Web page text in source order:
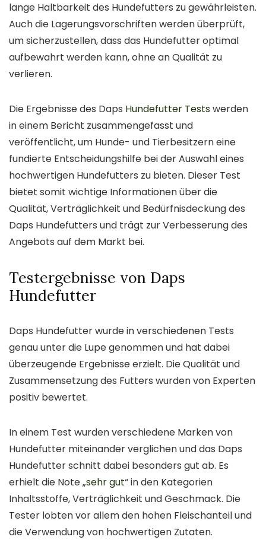
lange Haltbarkeit des Hundefutters zu gewährleisten.
Auch die Lagerungsvorschriften werden überprüft,
um sicherzustellen, dass das Hundefutter optimal
aufbewahrt werden kann, ohne an Qualität zu
verlieren.
Die Ergebnisse des Daps Hundefutter Testswerden
in einem Bericht zusammengefasst und
veröffentlicht, um Hunde- und Tierbesitzern eine
fundierte Entscheidungshilfe bei der Auswahl eines
hochwertigen Hundefutters zu bieten. Dieser Test
bietet somit wichtige Informationen über die
Qualität, Verträglichkeit und Bedürfnisdeckung des
Daps Hundefutters und trägt zur Verbesserung des
Angebots auf dem Markt bei.
Testergebnisse von Daps
Hundefutter
Daps Hundefutter wurde in verschiedenen Tests
genau unter die Lupe genommen und hat dabei
überzeugende Ergebnisse erzielt. Die Qualität und
Zusammensetzung des Futters wurden von Experten
positiv bewertet.
In einem Test wurden verschiedene Marken von
Hundefutter miteinander verglichen und das Daps
Hundefutter schnitt dabei besonders gut ab. Es
erhielt die Note „sehr gut“ in den Kategorien
Inhaltsstoffe, Verträglichkeit und Geschmack. Die
Tester lobten vor allem den hohen Fleischanteil und
die Verwendung von hochwertigen Zutaten.